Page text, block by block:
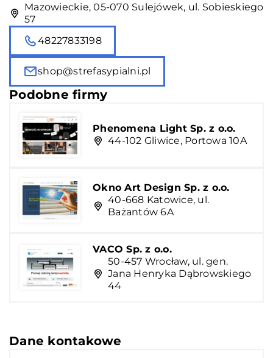
Mazowieckie, 05-070 Sulejówek, ul. Sobieskiego
57
48227833198
shop@strefasypialni.pl
Podobne firmy
Phenomena Light Sp. z o.o.
44-102 Gliwice, Portowa 10A
Okno Art Design Sp. z o.o.
40-668 Katowice, ul.
Bażantów 6A
VACO Sp. z o.o.
50-457 Wrocław, ul. gen.
Jana Henryka Dąbrowskiego
44
Dane kontakowe